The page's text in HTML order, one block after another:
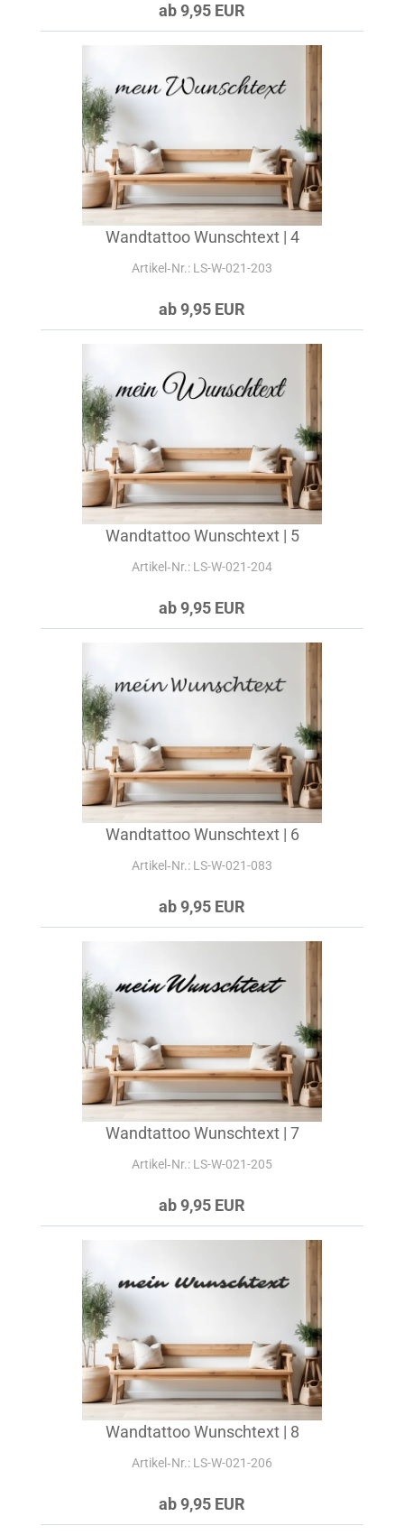
ab 9,95 EUR
Wandtattoo Wunschtext | 4
Artikel‑Nr.: LS-W-021-203
ab 9,95 EUR
Wandtattoo Wunschtext | 5
Artikel‑Nr.: LS-W-021-204
ab 9,95 EUR
Wandtattoo Wunschtext | 6
Artikel‑Nr.: LS-W-021-083
ab 9,95 EUR
Wandtattoo Wunschtext | 7
Artikel‑Nr.: LS-W-021-205
ab 9,95 EUR
Wandtattoo Wunschtext | 8
Artikel‑Nr.: LS-W-021-206
ab 9,95 EUR